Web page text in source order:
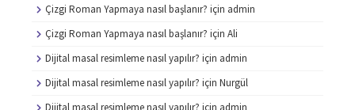
Çizgi Roman Yapmaya nasıl başlanır? için admin
Çizgi Roman Yapmaya nasıl başlanır? için Ali
Dijital masal resimleme nasıl yapılır? için admin
Dijital masal resimleme nasıl yapılır? için Nurgül
Dijital masal resimleme nasıl yapılır? için admin